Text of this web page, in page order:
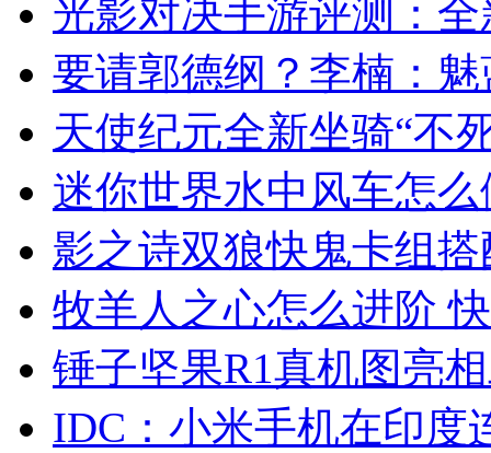
光影对决手游评测：
要请郭德纲？李楠：
天使纪元全新坐骑“不
迷你世界水中风车怎
影之诗双狼快鬼卡组
牧羊人之心怎么进阶
锤子坚果R1真机图亮
IDC：小米手机在印度